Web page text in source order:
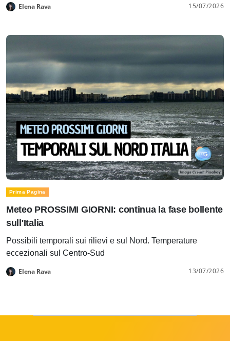
Elena Rava 15/07/2026
Prima Pagina
Meteo PROSSIMI GIORNI: continua la fase bollente
sull'Italia
Possibili temporali sui rilievi e sul Nord. Temperature
eccezionali sul Centro-Sud
Elena Rava 13/07/2026